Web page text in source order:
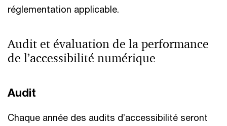
réglementation applicable.
Audit et évaluation de la performance
de l’accessibilité numérique
Audit
Chaque année des audits d’accessibilité seront